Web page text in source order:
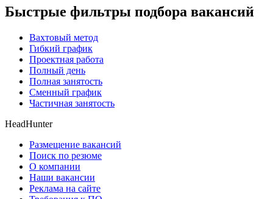
Быстрые фильтры подбора вакансий
Вахтовый метод
Гибкий график
Проектная работа
Полный день
Полная занятость
Сменный график
Частичная занятость
HeadHunter
Размещение вакансий
Поиск по резюме
О компании
Наши вакансии
Реклама на сайте